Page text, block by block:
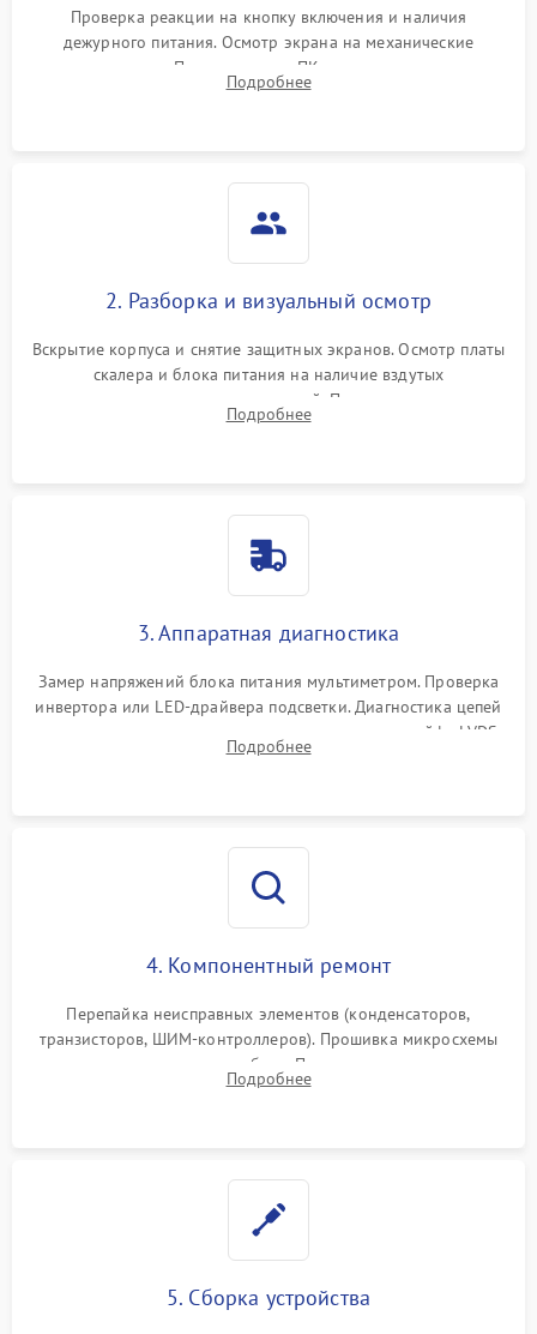
Проверка реакции на кнопку включения и наличия
дежурного питания. Осмотр экрана на механические
повреждения. Подключение к ПК для оценки вывода
изображения, работы подсветки и выявления артефактов на
Подробнее
2. Разборка и визуальный осмотр
Вскрытие корпуса и снятие защитных экранов. Осмотр платы
скалера и блока питания на наличие вздутых
конденсаторов, прогаров, окислений. Проверка надежности
контактов и целостности шлейфов матрицы.
Подробнее
3. Аппаратная диагностика
Замер напряжений блока питания мультиметром. Проверка
инвертора или LED-драйвера подсветки. Диагностика цепей
питания скалера и тестирование сигналов на шлейфе LVDS
Подробнее
4. Компонентный ремонт
Перепайка неисправных элементов (конденсаторов,
транзисторов, ШИМ-контроллеров). Прошивка микросхемы
памяти при программных сбоях. При поломке подсветки —
разборка матрицы и замена выгоревших светодиодов.
Подробнее
5. Сборка устройства